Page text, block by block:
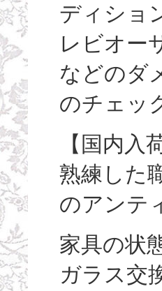
ディショ
レビオー
などのダ
のチェッ
【国内
熟練した
のアンテ
家具の状
ガラス交